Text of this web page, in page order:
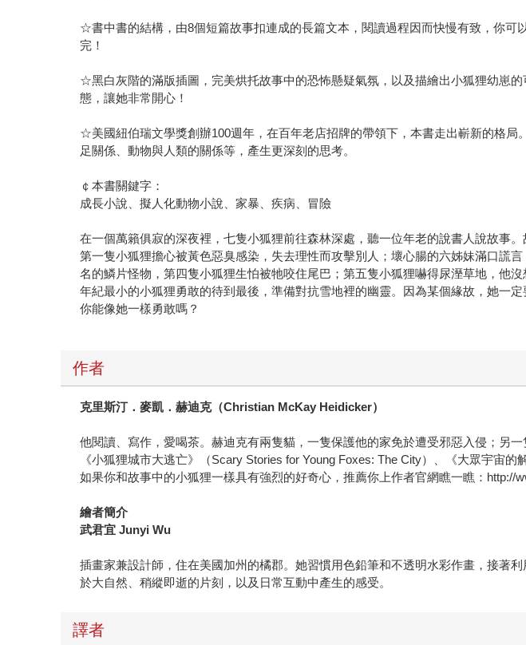
☆書中書的結構，由8個短篇故事扣連成的長篇文本，閱讀過程因而快慢有致，你
完！
☆黑白灰階的滿版插圖，完美烘托故事中的恐怖懸疑氣氛，以及描繪出小狐狸幼崽
態，讓她非常開心！
☆美國紐伯瑞文學獎創辦100週年，在百年老店招牌的帶領下，本書走出嶄新的格
足關係、動物與人類的關係等，產生更深刻的思考。
￠本書關鍵字：
成長小說、擬人化動物小說、家暴、疾病、冒險
在一個萬籟俱寂的深夜裡，七隻小狐狸前往森林深處，聽一位年老的說書人說故事
第一隻小狐狸擔心被黃色惡臭感染，失去理性而攻擊別人；壞心腸的六姊妹滿口謊
名的鱗片怪物，第四隻小狐狸生怕被牠咬住尾巴；第五隻小狐狸嚇得尿溼草地，
年紀最小的小狐狸勇敢的待到最後，準備對抗雪地裡的幽靈。因為某個緣故，她一定
你能像她一樣勇敢嗎？
作者
克里斯汀．麥凱．赫迪克（Christian McKay Heidicker）
他閱讀、寫作，愛喝茶。赫迪克有兩隻貓，一隻保護他的家免於遭受邪惡入侵；另
《小狐狸城市大逃亡》（Scary Stories for Young Foxes: The City）、《大眾宇宙的
如果你和故事中的小狐狸一樣具有強烈的好奇心，推薦你上作者官網瞧一瞧：http://
繪者簡介
武君宜 Junyi Wu
插畫家兼設計師，住在美國加州的橘郡。她習慣用色鉛筆和不透明水彩作畫，接著
於大自然、稍縱即逝的片刻，以及日常互動中產生的感受。
譯者